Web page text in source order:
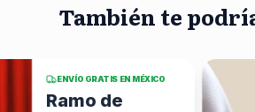
También te
ENVÍO GRATIS EN MÉXICO
Ramo de